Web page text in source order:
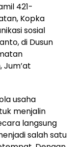
421-
Kopka
sosial
di Dusun
Jum’at
usaha
menjalin
langsung
salah satu